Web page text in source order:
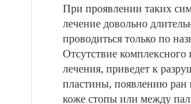
При проявлении таких
лечение довольно
проводиться только по
Отсутствие комплексного
лечения, приведет к
пластины, появлению ран
коже стопы или между